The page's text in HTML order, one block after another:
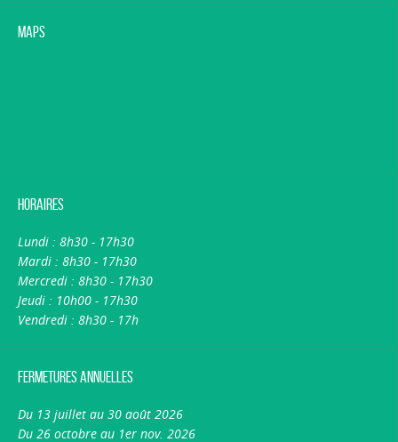
Maps
Horaires
Lundi : 8h30 - 17h30
Mardi : 8h30 - 17h30
Mercredi : 8h30 - 17h30
Jeudi : 10h00 - 17h30
Vendredi : 8h30 - 17h
Fermetures annuelles
Du 13 juillet au 30 août 2026
Du 26 octobre au 1er nov. 2026